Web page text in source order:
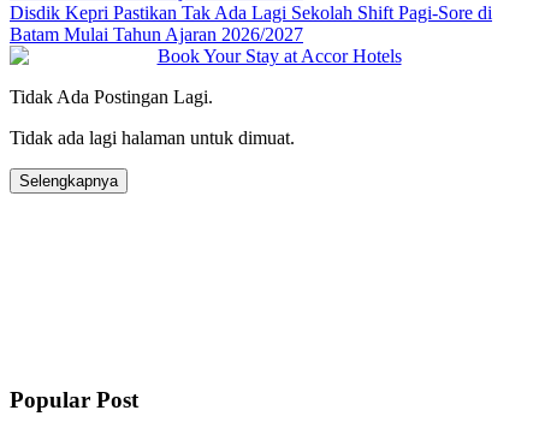
Disdik Kepri Pastikan Tak Ada Lagi Sekolah Shift Pagi-Sore di
Batam Mulai Tahun Ajaran 2026/2027
Tidak Ada Postingan Lagi.
Tidak ada lagi halaman untuk dimuat.
Selengkapnya
Popular Post